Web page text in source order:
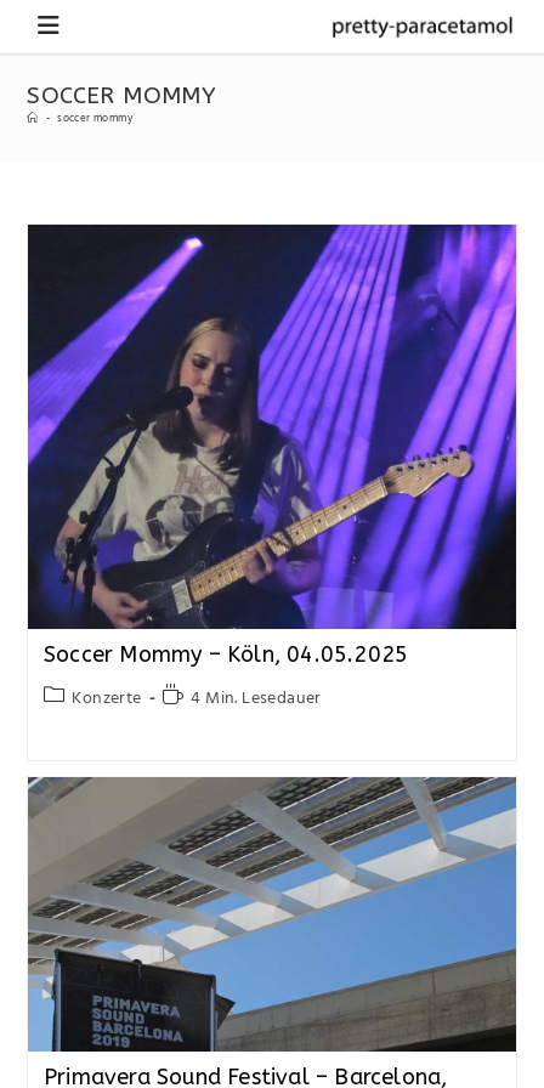
SOCCER MOMMY
- soccer mommy
Soccer Mommy – Köln, 04.05.2025
Konzerte 4 Min. Lesedauer
Primavera Sound Festival – Barcelona,